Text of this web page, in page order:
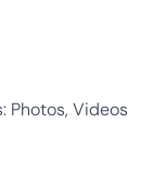
Photos, Videos